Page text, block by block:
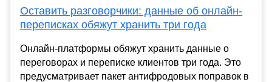
Оставить разговорчики: данные об онлайн-
переписках обяжут хранить три года
Онлайн-платформы обяжут хранить данные о
переговорах и переписке клиентов три года. Это
предусматривает пакет антифродовых поправок в